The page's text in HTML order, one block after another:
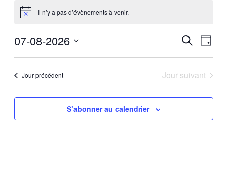
for
août
2026
Notice Il n’y a pas d’évènements à venir.
de
vues
Recherche
de
vues
Jour
07-08-2026
date.Jour précédent Jour suivant
S’abonner au calendrier